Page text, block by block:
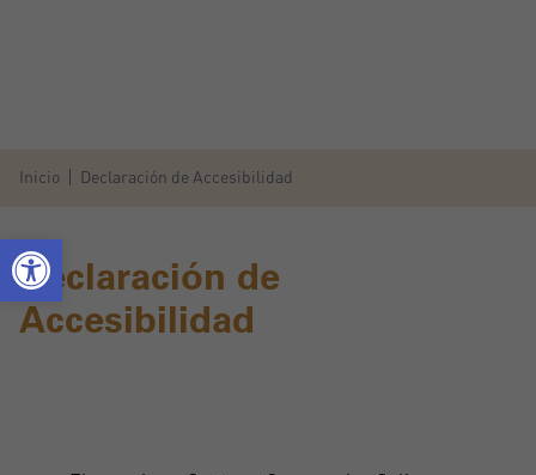
Inicio Declaración de Accesibilidad
Declaración de
Accesibilidad